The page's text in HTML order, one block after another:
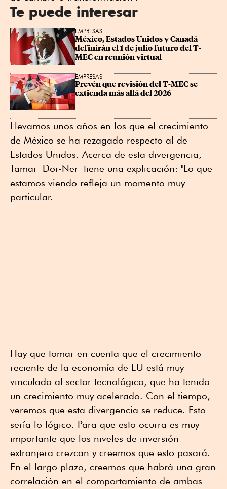
Te puede interesar
EMPRESAS
México, Estados Unidos y Canadá
definirán el 1 de julio futuro del T-
MEC en reunión virtual
EMPRESAS
Prevén que revisión del T-MEC se
extienda más allá del 2026
Llevamos unos años en los que el crecimiento
de México se ha rezagado respecto al de
Estados Unidos. Acerca de esta divergencia,
Tamar Dor-Ner tiene una explicación: "Lo que
estamos viendo refleja un momento muy
particular.
Hay que tomar en cuenta que el crecimiento
reciente de la economía de EU está muy
vinculado al sector tecnológico, que ha tenido
un crecimiento muy acelerado. Con el tiempo,
veremos que esta divergencia se reduce. Esto
sería lo lógico. Para que esto ocurra es muy
importante que los niveles de inversión
extranjera crezcan y creemos que esto pasará.
En el largo plazo, creemos que habrá una gran
correlación en el comportamiento de ambas